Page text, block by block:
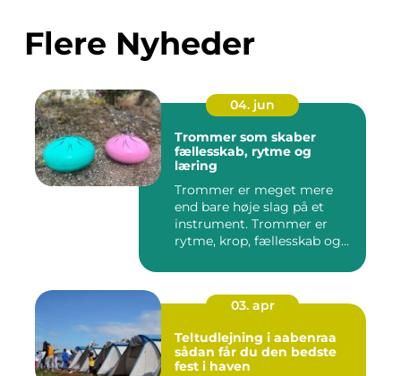
Flere Nyheder
04. jun
Trommer som skaber
fællesskab, rytme og
læring
Trommer er meget mere
end bare høje slag på et
instrument. Trommer er
rytme, krop, fællesskab og
03. apr
Teltudlejning i aabenraa
sådan får du den bedste
fest i haven